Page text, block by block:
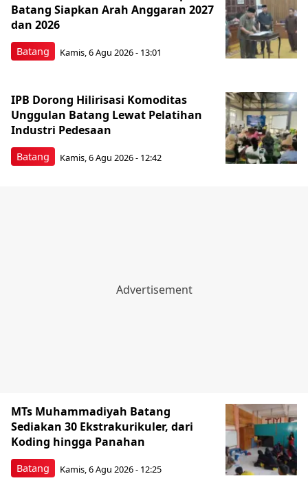
Batang
Batang Siapkan Arah Anggaran 2027
dan 2026
Kamis, 6 Agu 2026 - 13:01
Batang
IPB Dorong Hilirisasi Komoditas
Unggulan Batang Lewat Pelatihan
Industri Pedesaan
Kamis, 6 Agu 2026 - 12:42
Batang
MTs Muhammadiyah Batang
Sediakan 30 Ekstrakurikuler, dari
Koding hingga Panahan
Kamis, 6 Agu 2026 - 12:25